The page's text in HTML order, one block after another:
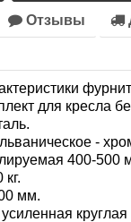
Отзывы
для кресла
-
400-500
мм.